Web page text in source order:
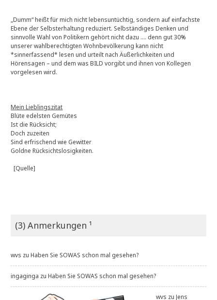
„Dumm“ heißt für mich nicht lebensuntüchtig, sondern auf einfachste
Ebene der Selbsterhaltung reduziert. Selbständiges Denken und
sinnvolle Wahl von Politikern gehört nicht dazu …. denn gut 30%
unserer wahlberechtigten Wohnbevölkerung kann nicht
*sinnerfassend* lesen und urteilt nach Äußerlichkeiten und
Hörensagen – und dem was BILD vorgibt und ihnen von Kollegen
vorgelesen wird.
Mein Lieblingszitat
Blüte edelsten Gemütes
Ist die Rücksicht;
Doch zuzeiten
Sind erfrischend wie Gewitter
Goldne Rücksichtslosigkeiten.
[Quelle]
(3) Anmerkungen ¹
wvs zuHaben Sie SOWAS schon mal gesehen?
ingaginga zuHaben Sie SOWAS schon mal gesehen?
wvs zuJens